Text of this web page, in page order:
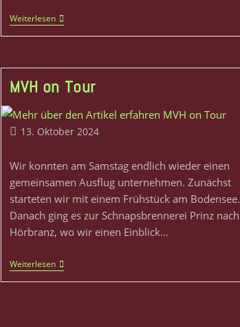
Weiterlesen
MVH on Tour
13. Oktober 2024
Wir konnten am Samstag endlich wieder einen
gemeinsamen Ausflug unternehmen. Zunächst
starteten wir mit einem Frühstück am Bodensee.
Danach ging es zur Schnapsbrennerei Prinz nach
Hörbranz, wo wir einen Einblick…
Weiterlesen